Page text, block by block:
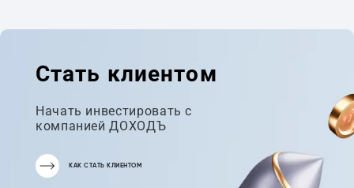
Стать клиентом
Начать инвестировать с
компанией ДОХОДЪ
КАК СТАТЬ КЛИЕНТОМ